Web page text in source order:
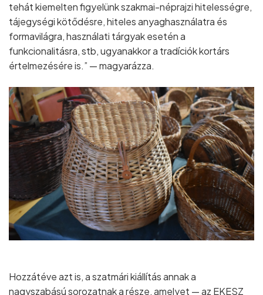
tehát kiemelten figyelünk szakmai-néprajzi hitelességre,
tájegységi kötődésre, hiteles anyaghasználatra és
formavilágra, használati tárgyak esetén a
funkcionalitásra, stb, ugyanakkor a tradíciók kortárs
értelmezésére is.” — magyarázza.
Hozzátéve azt is, a szatmári kiállítás annak a
nagyszabású sorozatnak a része, amelyet — az EKESZ